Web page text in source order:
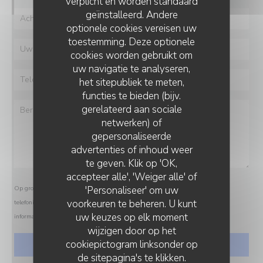
geïnstalleerd. Andere
optionele cookies vereisen uw
toestemming. Deze optionele
cookies worden gebruikt om
uw navigatie te analyseren,
het sitepubliek te meten,
functies te bieden (bijv.
gerelateerd aan sociale
netwerken) of
gepersonaliseerde
advertenties of inhoud weer
te geven. Klik op 'OK,
accepteer alle', 'Weiger alle' of
'Personaliseer' om uw
voorkeuren te beheren. U kunt
uw keuzes op elk moment
wijzigen door op het
cookiepictogram linksonder op
de sitepagina's te klikken.
Op grond van de privacywetgeving heeft u het recht om u af te melden voor
telefonische marketing via het Bel-me-niet Register:bel-me-niet.nl. Voor meer
informatie over hoe wij uw gegevens verwerken, zie onsprivacybeleid